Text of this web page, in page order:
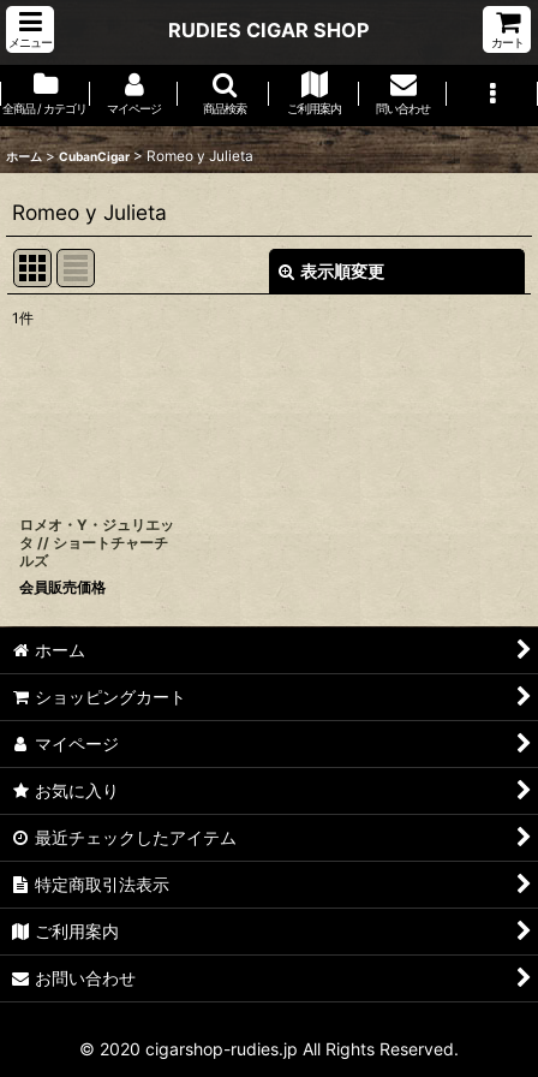
メニュー
RUDIES CIGAR SHOP
カート
全商品 / カテゴリ マイページ 商品検索 ご利用案内 問い合わせ
ホーム > CubanCigar > Romeo y Julieta
Romeo y Julieta
表示順変更
1件
ロメオ・Y・ジュリエッ
タ // ショートチャーチ
ルズ
会員販売価格
ホーム
ショッピングカート
マイページ
お気に入り
最近チェックしたアイテム
特定商取引法表示
ご利用案内
お問い合わせ
© 2020 cigarshop-rudies.jp All Rights Reserved.